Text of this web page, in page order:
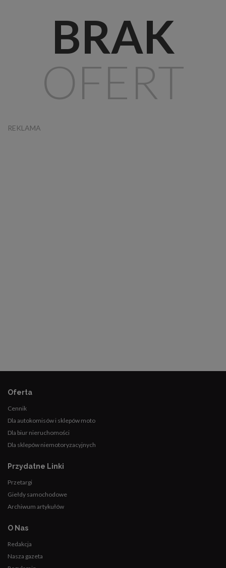
BRAK
OFERT
REKLAMA
Oferta
Cennik
Dla autokomisów i sklepów moto
Dla biur nieruchomości
Dla sklepów niemotoryzacyjnych
Przydatne Linki
Przetargi
Giełdy samochodowe
Archiwum artykułów
O Nas
Redakcja
Nasza gazeta